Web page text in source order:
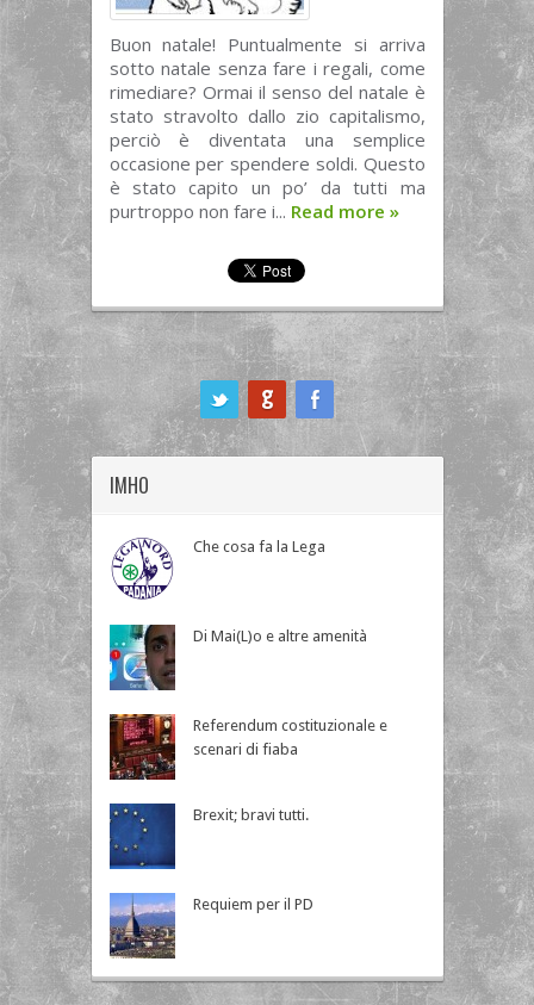
Buon natale! Puntualmente si arriva
sotto natale senza fare i regali, come
rimediare? Ormai il senso del natale è
stato stravolto dallo zio capitalismo,
perciò è diventata una semplice
occasione per spendere soldi. Questo
è stato capito un po’ da tutti ma
purtroppo non fare i... Read more »
IMHO
Che cosa fa la Lega
Di Mai(L)o e altre amenità
Referendum costituzionale e
scenari di fiaba
Brexit; bravi tutti.
Requiem per il PD